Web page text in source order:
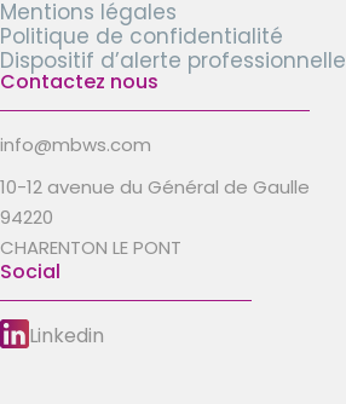
Mentions légales
Politique de confidentialité
Dispositif d’alerte professionnelle
Contactez nous
info@mbws.com
10-12 avenue du Général de Gaulle
94220
CHARENTON LE PONT
Social
Linkedin